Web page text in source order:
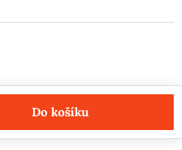
Do košíku